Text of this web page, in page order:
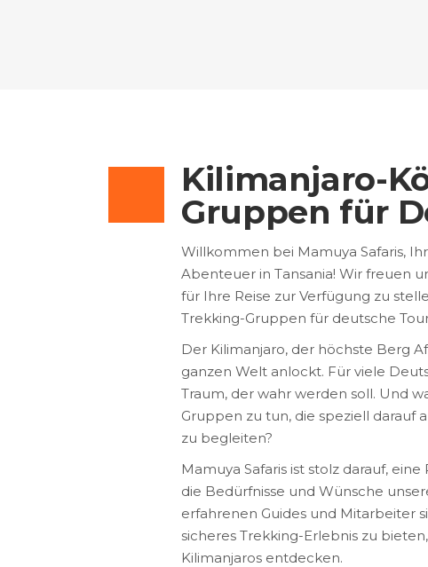
Kilimanjaro-
Gruppen für
Willkommen bei Mamuya Safaris,
Abenteuer in Tansania! Wir freuen
für Ihre Reise zur Verfügung zu
Trekking-Gruppen für deutsche
Der Kilimanjaro, der höchste Berg
ganzen Welt anlockt. Für viele
Traum, der wahr werden soll. Und
Gruppen zu tun, die speziell darauf
zu begleiten?
Mamuya Safaris ist stolz darauf,
die Bedürfnisse und Wünsche
erfahrenen Guides und Mitarbeiter
sicheres Trekking-Erlebnis zu
Kilimanjaros entdecken.